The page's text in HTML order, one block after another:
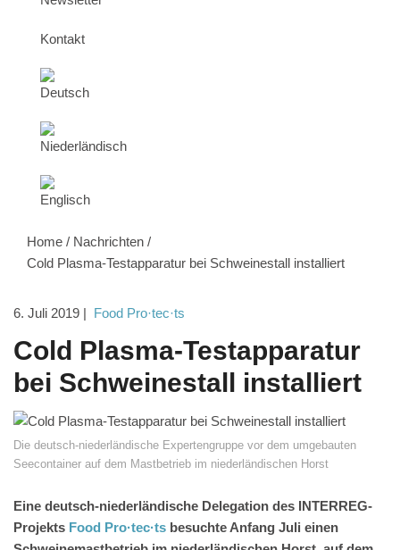
Kontakt
Home / Nachrichten /
Cold Plasma-Testapparatur bei Schweinestall installiert
6. Juli 2019 | Food Pro·tec·ts
Cold Plasma-Testapparatur
bei Schweinestall installiert
Die deutsch-niederländische Expertengruppe vor dem umgebauten
Seecontainer auf dem Mastbetrieb im niederländischen Horst
Eine deutsch-niederländische Delegation des INTERREG-
Projekts Food Pro·tec·ts besuchte Anfang Juli einen